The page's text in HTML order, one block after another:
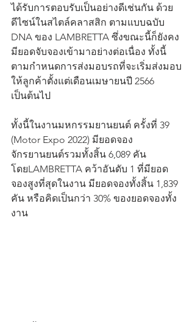
ได้รับการตอบรับเป็นอย่างดีเช่นกัน ด้วย
ดีไซน์ในสไตล์คลาสสิก ตามแบบฉบับ
DNA ของ LAMBRETTA ซึ่งขณะนี้ก็ยังคง
มียอดจับจองเข้ามาอย่างต่อเนื่อง ทั้งนี้
ตามกำหนดการส่งมอบรถที่จะเริ่มส่งมอบ
ให้ลูกค้าตั้งแต่เดือนเมษายนปี 2566
เป็นต้นไป
ทั้งนี้ในงานมหกรรมยานยนต์ ครั้งที่ 39
(Motor Expo 2022) มียอดจอง
จักรยานยนต์รวมทั้งสิ้น 6,089 คัน
โดยLAMBRETTA คว้าอันดับ 1 ที่มียอด
จองสูงที่สุดในงาน มียอดจองทั้งสิ้น 1,839
คัน หรือคิดเป็นกว่า 30% ของยอดจองทั้ง
งาน